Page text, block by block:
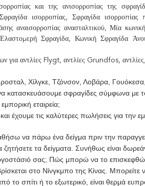
και της ανισορροπίας της
ισορροπίας, Σφραγίδα
αναισορροπίας ανασταλτικού, Μία
Σφραγίδα, Κωνική Σφραγίδα
για αντλίες Flygt, αντλίες Grundfos,
Χίλγκε, Τζόνσον, Λοβάρα,
σφραγίδες σύμφωνα με
εταιρεία;
έχουμε τις καλύτερες πωλήσεις για την
να πάρω ένα δείγμα πριν την
τα δείγματα. Συνήθως είναι
σας; Πώς μπορώ να το
στο Νίνγκμπο της Κίνας. Μπορείτε
το σπίτι ή το εξωτερικό, είναι θερμά